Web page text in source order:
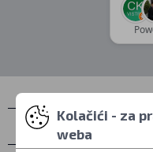
Kontakti
Kolačići - za
weba